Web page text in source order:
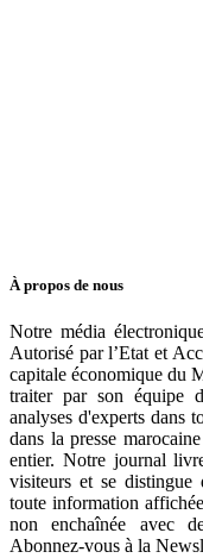
À propos de nous
Notre média
Autorisé par l’Etat et
capitale économique du
traiter par son équipe
analyses d'experts dans
dans la presse
entier. Notre journal
visiteurs et se distingue
toute information
non enchaînée avec
Abonnez-vous à la